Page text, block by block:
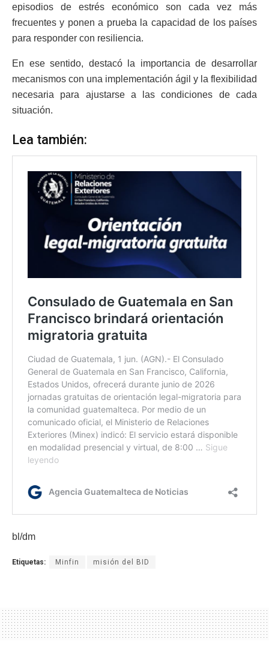
episodios de estrés económico son cada vez más
frecuentes y ponen a prueba la capacidad de los países
para responder con resiliencia.
En ese sentido, destacó la importancia de desarrollar
mecanismos con una implementación ágil y la flexibilidad
necesaria para ajustarse a las condiciones de cada
situación.
Lea también:
bl/dm
Etiquetas: Minfin misión del BID